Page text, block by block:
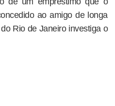
ao amigo de longa
Rio de Janeiro investiga o